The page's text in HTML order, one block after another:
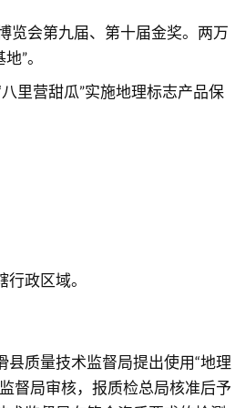
览会第九届、第十届金奖。两万
”。
里营甜瓜”实施地理标志产品保
政区域。
质量技术监督局提出使用“地理
督局审核，报质检总局核准后予